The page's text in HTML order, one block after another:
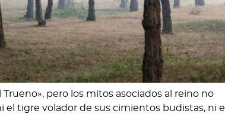
pero los mitos asociados al reino no
tigre volador de sus cimientos budistas, ni el